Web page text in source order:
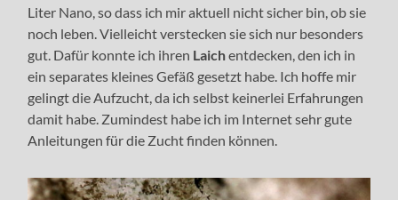
Liter Nano, so dass ich mir aktuell nicht sicher bin, ob sie
noch leben. Vielleicht verstecken sie sich nur besonders
gut. Dafür konnte ich ihren Laichentdecken, den ich in
ein separates kleines Gefäß gesetzt habe. Ich hoffe mir
gelingt die Aufzucht, da ich selbst keinerlei Erfahrungen
damit habe. Zumindest habe ich im Internet sehr gute
Anleitungen für die Zucht finden können.